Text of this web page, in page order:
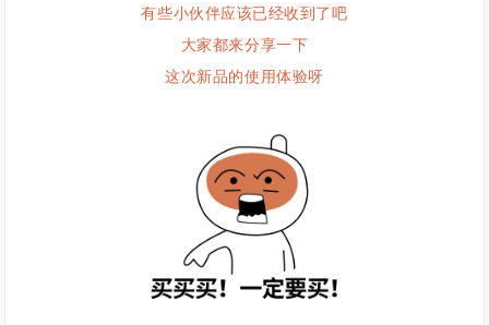
有些小伙伴应该已经收到了吧
大家都来分享一下
这次新品的使用体验呀